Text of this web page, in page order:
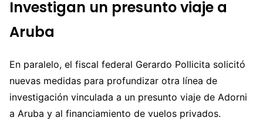
Investigan un presunto viaje a
Aruba
En paralelo, el fiscal federal Gerardo Pollicita solicitó
nuevas medidas para profundizar otra línea de
investigación vinculada a un presunto viaje de Adorni
a Aruba y al financiamiento de vuelos privados.